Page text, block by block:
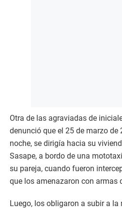
Otra de las agraviadas de
denunció que el 25 de marzo de
noche, se dirigía hacia su
Sasape, a bordo de una
su pareja, cuando fueron
que los amenazaron con armas
Luego, los obligaron a subir a